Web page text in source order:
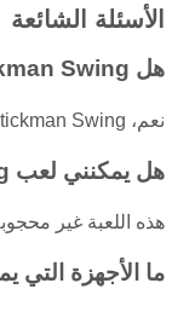
الأسئلة الشائعة
هل Stickman Swing مجانية للعب؟
نعم، Stickman Swing مجانية تمامًا للعب عبر الإنترنت دون الحاجة إلى أي تحميلات.
هل يمكنني لعب Stickman Swing في المدرسة؟
هذه اللعبة غير
ما الأجهزة التي